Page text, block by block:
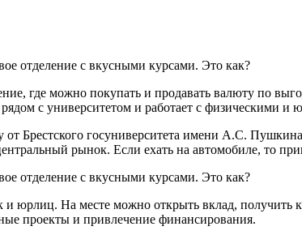
где можно покупать и продавать валюту по
с университетом и работает с физическими и
от Брестского госуниверситета имени А.С.
рынок. Если ехать на автомобиле, то
юрлиц. На месте можно открыть вклад,
проекты и привлечение финансирования.